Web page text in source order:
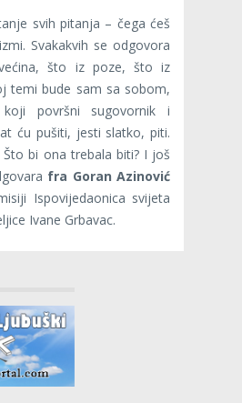
svih pitanja – čega ćeš
Svakakvih se odgovora
što iz poze, što iz
temi bude sam sa sobom,
površni sugovornik i
ću pušiti, jesti slatko, piti.
bi ona trebala biti? I još
fra Goran Azinović
Ispovijedaonica svijeta
Ivane Grbavac.